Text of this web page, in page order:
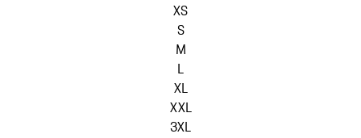
XS
S
M
L
XL
XXL
3XL